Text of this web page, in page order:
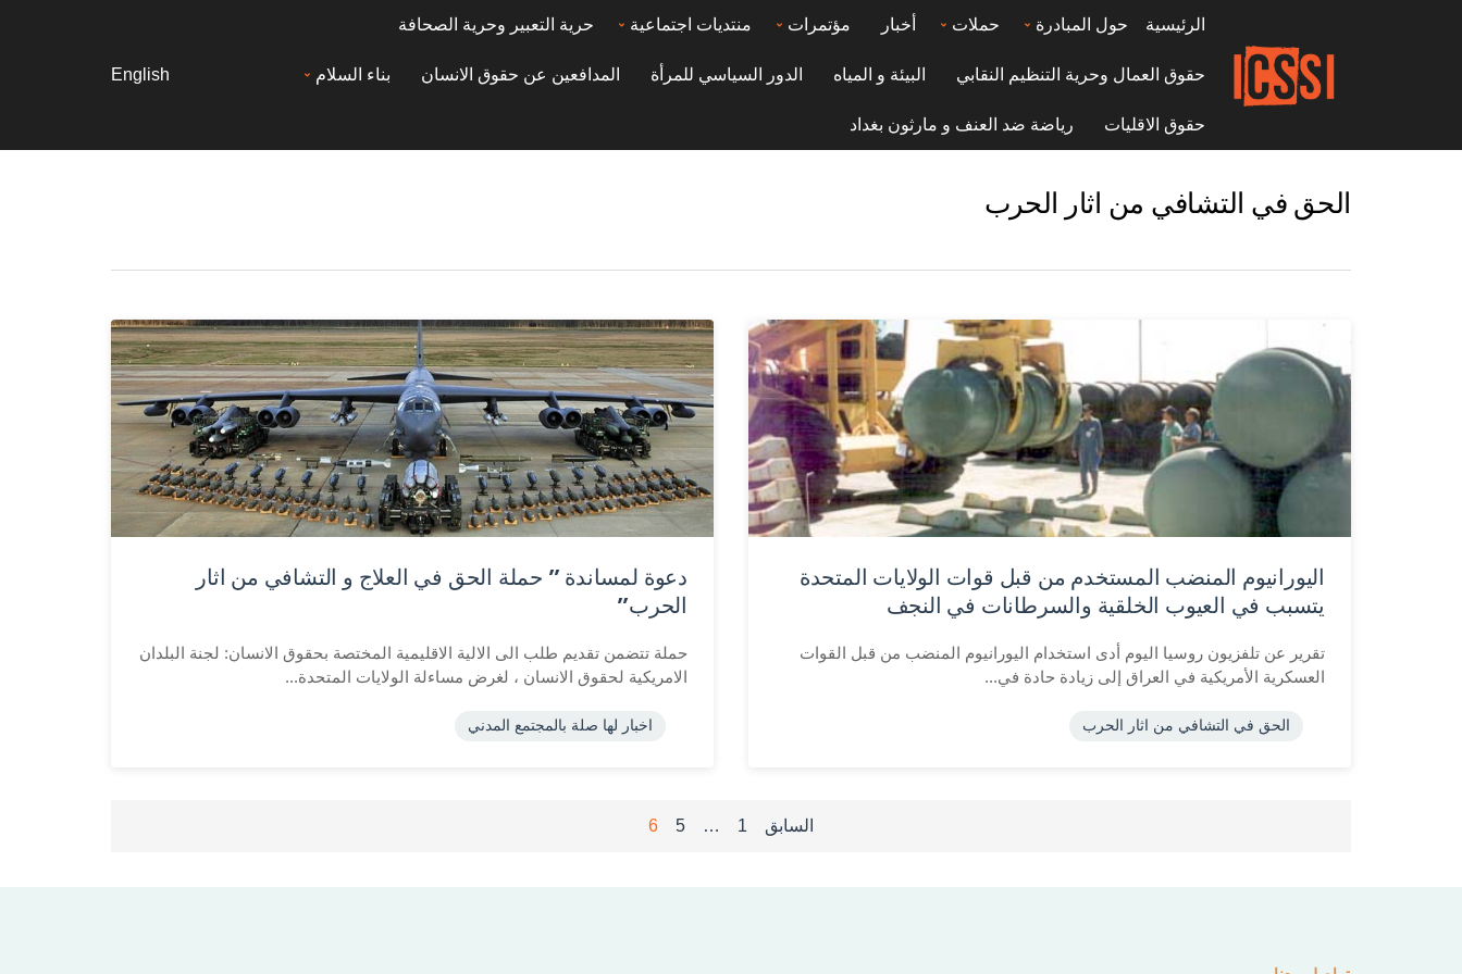
الرئيسية حول المبادرة حملات أخبار مؤتمرات منتديات اجتماعية حرية التعبير وحرية الصحافة
حقوق العمال وحرية التنظيم النقابي البيئة و المياه الدور السياسي للمرأة المدافعين عن حقوق الانسان بناء السلام
حقوق الاقليات رياضة ضد العنف و مارثون بغداد
English
الحق في التشافي من اثار الحرب
اليورانيوم المنضب المستخدم من قبل قوات الولايات المتحدة
يتسبب في العيوب الخلقية والسرطانات في النجف
تقرير عن تلفزيون روسيا اليوم أدى استخدام اليورانيوم المنضب من قبل القوات
العسكرية الأمريكية في العراق إلى زيادة حادة في...
الحق في التشافي من اثار الحرب
دعوة لمساندة ” حملة الحق في العلاج و التشافي من اثار
الحرب”
حملة تتضمن تقديم طلب الى الالية الاقليمية المختصة بحقوق الانسان: لجنة البلدان
الامريكية لحقوق الانسان ، لغرض مساءلة الولايات المتحدة...
اخبار لها صلة بالمجتمع المدني
السابق 1
…
5
6